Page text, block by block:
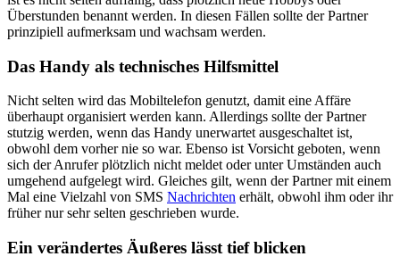
Überstunden benannt werden. In diesen Fällen sollte der Partner
prinzipiell aufmerksam und wachsam werden.
Das Handy als technisches Hilfsmittel
Nicht selten wird das Mobiltelefon genutzt, damit eine Affäre
überhaupt organisiert werden kann. Allerdings sollte der Partner
stutzig werden, wenn das Handy unerwartet ausgeschaltet ist,
obwohl dem vorher nie so war. Ebenso ist Vorsicht geboten, wenn
sich der Anrufer plötzlich nicht meldet oder unter Umständen auch
umgehend aufgelegt wird. Gleiches gilt, wenn der Partner mit einem
Mal eine Vielzahl von SMS Nachrichten erhält, obwohl ihm oder ihr
früher nur sehr selten geschrieben wurde.
Ein verändertes Äußeres lässt tief blicken